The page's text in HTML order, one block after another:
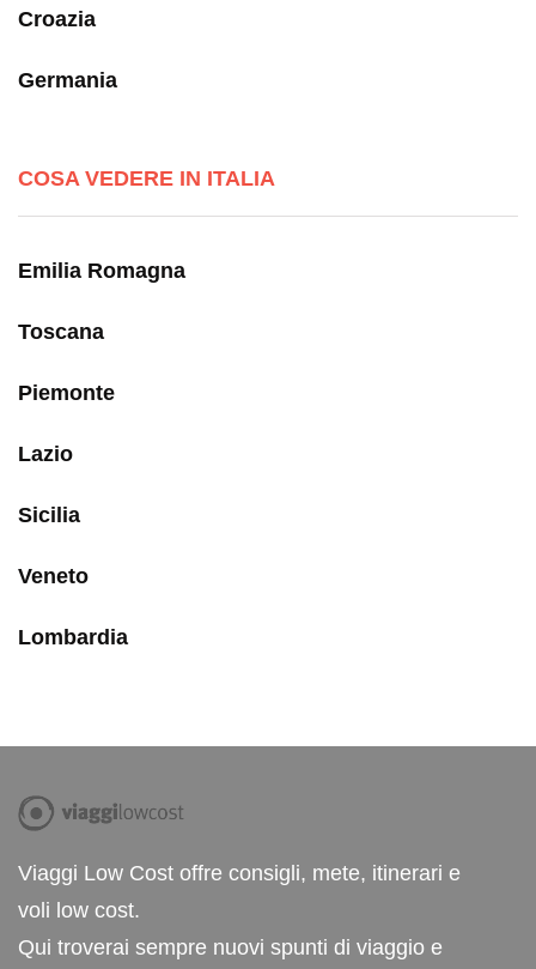
Croazia
Germania
COSA VEDERE IN ITALIA
Emilia Romagna
Toscana
Piemonte
Lazio
Sicilia
Veneto
Lombardia
Viaggi Low Cost offre consigli, mete, itinerari e
voli low cost.
Qui troverai sempre nuovi spunti di viaggio e